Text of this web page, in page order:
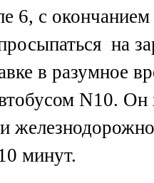
6, с
на
в разумное
N10.
минут.